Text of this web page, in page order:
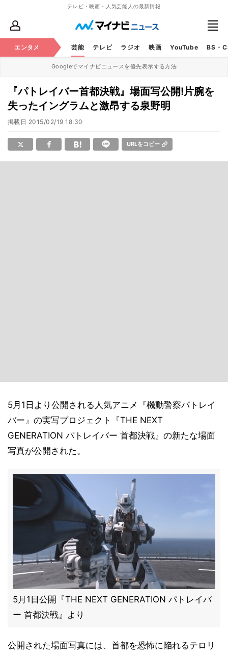
テレビ・映画・人気芸能人の最新情報
エンタメ 芸能 テレビ ラジオ 映画 YouTube BS・
Googleでマイナビニュースを優先表示する方法
『パトレイバー首都決戦』場面写公開!片腕を
失ったイングラムと激昂する泉野明
掲載日 2015/02/19 18:30
URLをコピー
5月1日より公開される人気アニメ『機動警察パトレイ
バー』の実写プロジェクト『THE NEXT
GENERATION パトレイバー 首都決戦』の新たな場面
写真が公開された。
5月1日公開『THE NEXT GENERATION パトレイバ
ー 首都決戦』より
公開された場面写真には、首都を恐怖に陥れるテロリ